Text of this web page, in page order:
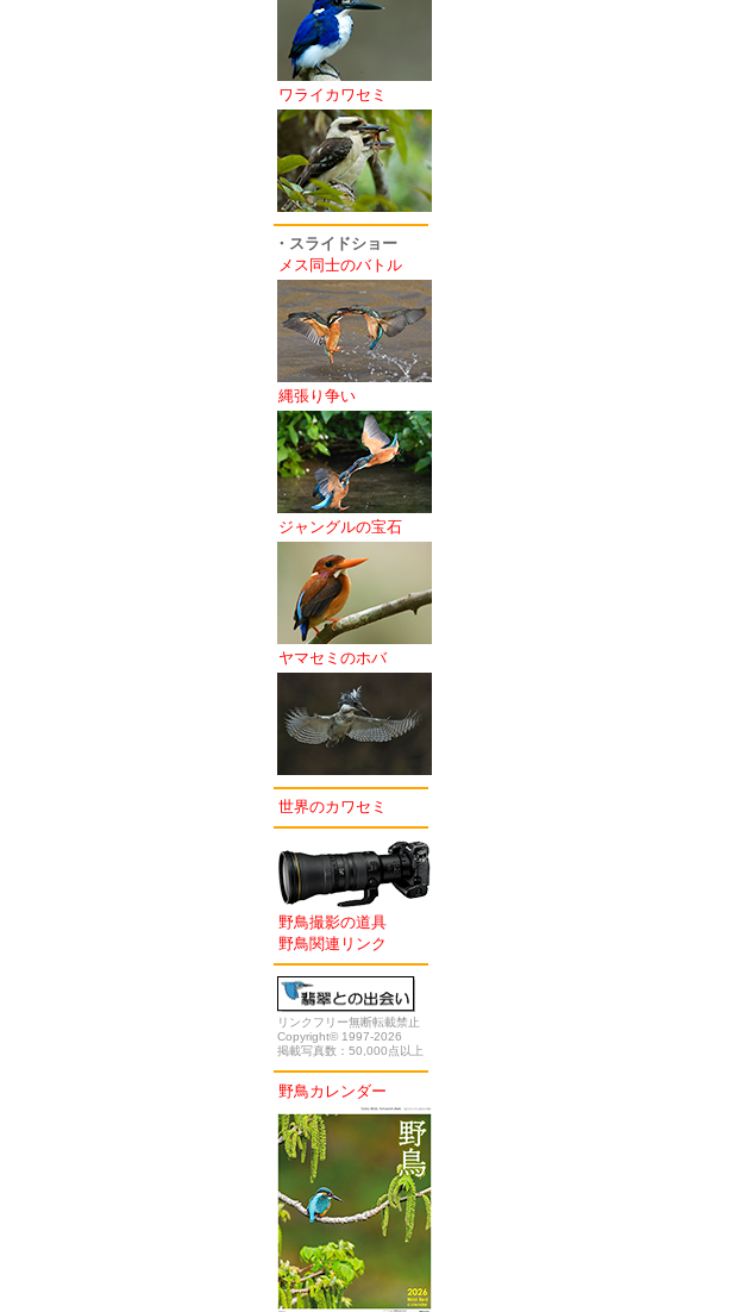
ワライカワセミ
・スライドショー
メス同士のバトル
縄張り争い
ジャングルの宝石
ヤマセミのホバ
世界のカワセミ
野鳥撮影の道具
野鳥関連リンク
リンクフリー無断転載禁止
Copyright© 1997-2026
掲載写真数：50,000点以上
野鳥カレンダー